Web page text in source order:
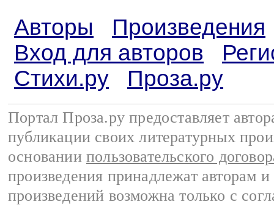
Авторы
Произведения
Вход для авторов
Стихи.ру
Проза.ру
Портал Проза.ру предоставляет
публикации своих литературных
основании пользовательского
произведения принадлежат авторам
произведений возможна только с